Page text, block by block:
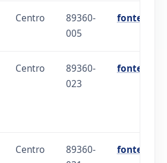
Centro
89360-
005
fonte
Centro
89360-
023
fonte
Centro
89360-
fonte